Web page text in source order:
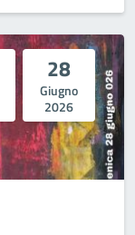
28
Giugno
2026